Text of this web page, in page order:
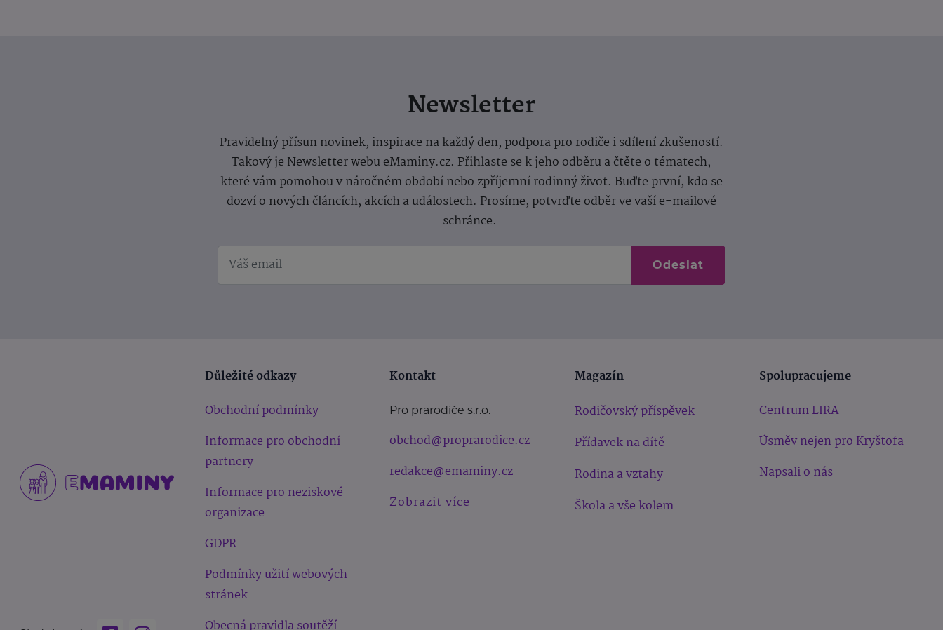
Newsletter
Pravidelný přísun novinek, inspirace na každý den, podpora pro rodiče i sdílení zkušeností.
Takový je Newsletter webu eMaminy.cz. Přihlaste se k jeho odběru a čtěte o tématech,
které vám pomohou v náročném období nebo zpříjemní rodinný život. Buďte první, kdo se
dozví o nových článcích, akcích a událostech. Prosíme, potvrďte odběr ve vaší e-mailové
schránce.
Odeslat
Důležité odkazy
Obchodní podmínky
Informace pro obchodní
partnery
Informace pro neziskové
organizace
GDPR
Podmínky užití webových
stránek
Obecná pravidla soutěží
Kontakt
Pro prarodiče s.r.o.
obchod@proprarodice.cz
redakce@emaminy.cz
Zobrazit více
Magazín
Rodičovský příspěvek
Přídavek na dítě
Rodina a vztahy
Škola a vše kolem
Spolupracujeme
Centrum LIRA
Úsměv nejen pro Kryštofa
Napsali o nás